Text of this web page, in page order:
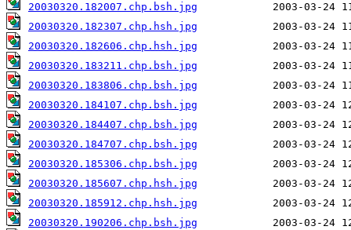
20030320.182007.chp.bsh.jpg
20030320.182307.chp.hsh.jpg
20030320.182606.chp.hsh.jpg
20030320.183211.chp.bsh.jpg
20030320.183806.chp.bsh.jpg
20030320.184107.chp.bsh.jpg
20030320.184407.chp.bsh.jpg
20030320.184707.chp.bsh.jpg
20030320.185306.chp.bsh.jpg
20030320.185607.chp.hsh.jpg
20030320.185912.chp.hsh.jpg
20030320.190206.chp.bsh.jpg